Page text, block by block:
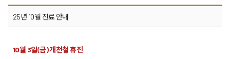
25년 10월 진료 안내
10월 3일(금) 개천철 휴진